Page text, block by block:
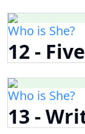
Who is She?
12 -
Who is She?
13 -